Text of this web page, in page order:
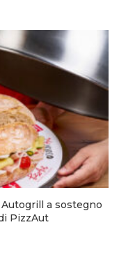
a sostegno
PizzAut